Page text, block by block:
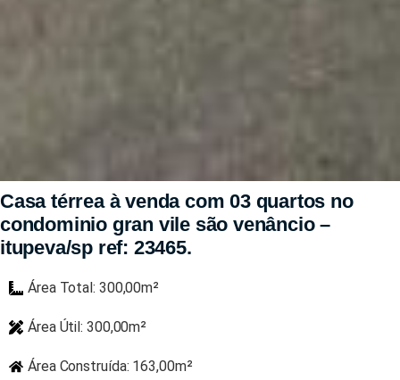
Casa térrea à venda com 03 quartos no
condominio gran vile são venâncio –
itupeva/sp ref: 23465.
Área Total: 300,00m²
Área Útil: 300,00m²
Área Construída: 163,00m²